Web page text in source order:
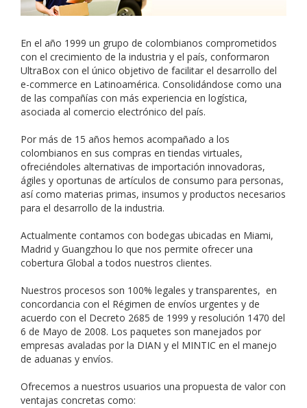
En el año 1999 un grupo de colombianos comprometidos
con el crecimiento de la industria y el país, conformaron
UltraBox con el único objetivo de facilitar el desarrollo del
e-commerce en Latinoamérica. Consolidándose como una
de las compañías con más experiencia en logística,
asociada al comercio electrónico del país.
Por más de 15 años hemos acompañado a los
colombianos en sus compras en tiendas virtuales,
ofreciéndoles alternativas de importación innovadoras,
ágiles y oportunas de artículos de consumo para personas,
así como materias primas, insumos y productos necesarios
para el desarrollo de la industria.
Actualmente contamos con bodegas ubicadas en Miami,
Madrid y Guangzhou lo que nos permite ofrecer una
cobertura Global a todos nuestros clientes.
Nuestros procesos son 100% legales y transparentes, en
concordancia con el Régimen de envíos urgentes y de
acuerdo con el Decreto 2685 de 1999 y resolución 1470 del
6 de Mayo de 2008. Los paquetes son manejados por
empresas avaladas por la DIAN y el MINTIC en el manejo
de aduanas y envíos.
Ofrecemos a nuestros usuarios una propuesta de valor con
ventajas concretas como: